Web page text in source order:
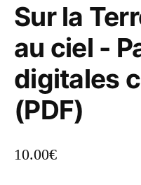
Sur la
au ciel -
digitales
(PDF)
10.00€